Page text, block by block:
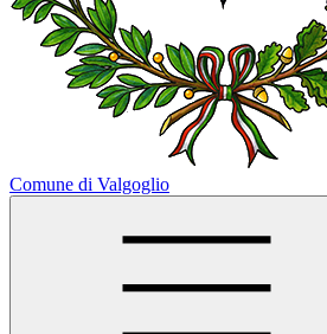
Comune di Valgoglio